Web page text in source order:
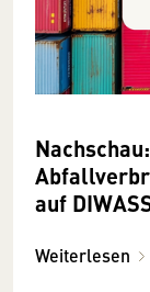
auf
Weiterlesen